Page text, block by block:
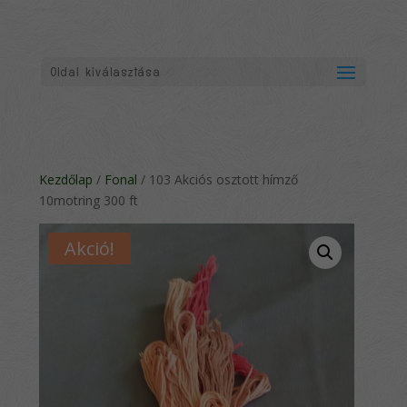
Oldal kiválasztása
Kezdőlap / Fonal / 103 Akciós osztott hímző
10motring 300 ft
Akció!